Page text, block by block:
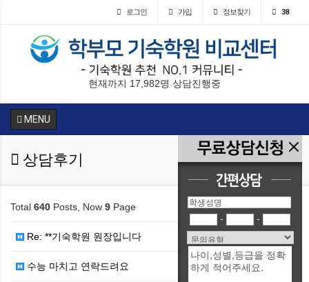
- -
로그인 가입 정보찾기 38
현재까지 17,982명 상담진행중
MENU
상담후기
Total 640 Posts, Now 9 Page
Re: **기숙학원 원장입니다
수능 마치고 연락드려요